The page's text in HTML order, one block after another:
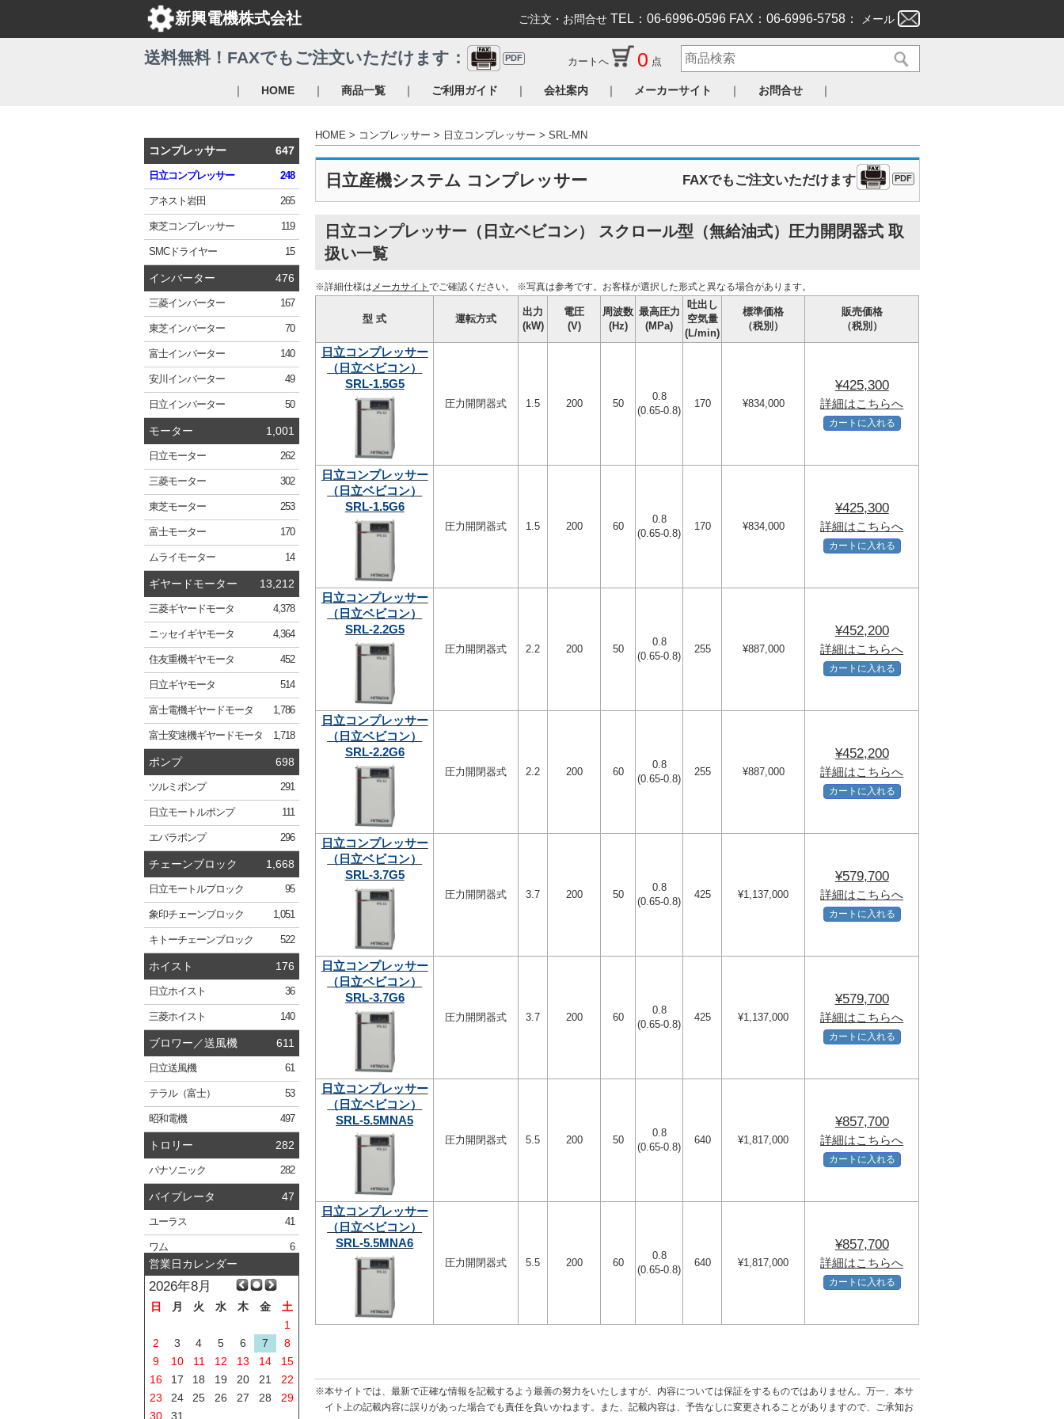
新興電機株式会社 ご注文・お問合せ TEL：06-6996-0596 FAX：06-6996-5758： メール
｜ HOME ｜ 商品一覧 ｜ ご利用ガイド ｜ 会社案内 ｜ メーカーサイト ｜ お問合せ ｜
コンプレッサー 647
日立コンプレッサー 248
アネスト岩田 265
東芝コンプレッサー 119
SMCドライヤー 15
インバーター 476
三菱インバーター 167
東芝インバーター 70
富士インバーター 140
安川 インバーター 49
日立インバーター 50
モーター 1,001
日立モーター 262
三菱モーター 302
東芝モーター 253
富士モーター 170
ムライモーター 14
ギヤードモーター 13,212
三菱ギヤードモータ 4,378
ニッセイギヤモータ 4,364
住友重機ギヤモータ 452
日立ギヤモータ 514
富士電機ギヤードモータ 1,786
富士変速機ギヤードモータ 1,718
ポンプ 698
ツルミ ポンプ 291
日立モートルポンプ 111
エバラポンプ 296
チェーンブロック 1,668
日立モートルブロック 95
象印チェーンブロック 1,051
キトーチェーンブロック 522
ホイスト 176
日立ホイスト 36
三菱ホイスト 140
ブロワー／送風機 611
日立送風機 61
テラル（富士） 53
昭和電機 497
トロリー 282
パナソニック 282
バイブレータ 47
ユーラス 41
ワム 6
営業日カレンダー
2026年8月
日 月 火 水 木 金
土
1
2
3 4 5 6 7
8
9
10 11 12 13 14
15
16
17 18 19 20 21
22
23
24 25 26 27 28
29
30
31
送料無料！FAXでもご注文いただけます： PDF カートへ 0 点
HOME コンプレッサー 日立コンプレッサー SRL-MN
日立産機システム コンプレッサー FAXでもご注文いただけます PDF
日立コンプレッサー（日立ベビコン） スクロール型（無給油式）圧力開閉器式 取
扱い一覧
※詳細仕様は メーカサイトでご確認ください。 ※写真は参考です。お客様が選択した形式と異なる場合があります。
型 式 運転方式
出力
(kW)
電圧
(V)
周波数
(Hz)
最高圧力
(MPa)
吐出し
空気量
(L/min)
標準価格
（税別）
販売価格
（税別）
日立コンプレッサー
（日立ベビコン）
SRL-1.5G5
圧力開閉器式 1.5 200 50
0.8
(0.65-0.8)
170 ¥834,000
¥425,300
詳細はこちらへ
カートに入れる
日立コンプレッサー
（日立ベビコン）
SRL-1.5G6
圧力開閉器式 1.5 200 60
0.8
(0.65-0.8)
170 ¥834,000
¥425,300
詳細はこちらへ
カートに入れる
日立コンプレッサー
（日立ベビコン）
SRL-2.2G5
圧力開閉器式 2.2 200 50
0.8
(0.65-0.8)
255 ¥887,000
¥452,200
詳細はこちらへ
カートに入れる
日立コンプレッサー
（日立ベビコン）
SRL-2.2G6
圧力開閉器式 2.2 200 60
0.8
(0.65-0.8)
255 ¥887,000
¥452,200
詳細はこちらへ
カートに入れる
日立コンプレッサー
（日立ベビコン）
SRL-3.7G5
圧力開閉器式 3.7 200 50
0.8
(0.65-0.8)
425 ¥1,137,000
¥579,700
詳細はこちらへ
カートに入れる
日立コンプレッサー
（日立ベビコン）
SRL-3.7G6
圧力開閉器式 3.7 200 60
0.8
(0.65-0.8)
425 ¥1,137,000
¥579,700
詳細はこちらへ
カートに入れる
日立コンプレッサー
（日立ベビコン）
SRL-5.5MNA5
圧力開閉器式 5.5 200 50
0.8
(0.65-0.8)
640 ¥1,817,000
¥857,700
詳細はこちらへ
カートに入れる
日立コンプレッサー
（日立ベビコン）
SRL-5.5MNA6
圧力開閉器式 5.5 200 60
0.8
(0.65-0.8)
640 ¥1,817,000
¥857,700
詳細はこちらへ
カートに入れる
※本サイトでは、最新で正確な情報を記載するよう最善の努力をいたしますが、内容については保証をするものではありません。万一、本サ
イト上の記載内容に誤りがあった場合でも責任を負いかねます。また、記載内容は、予告なしに変更されることがありますので、ご承知お